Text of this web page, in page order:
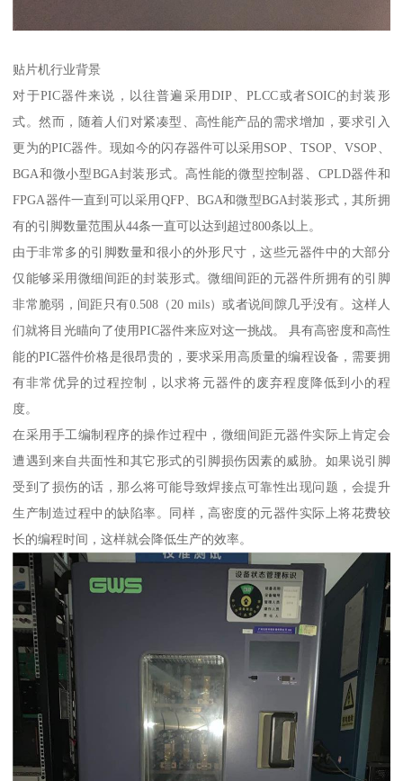
贴片机行业背景
对于PIC器件来说，以往普遍采用DIP、PLCC或者SOIC的封装形
式。然而，随着人们对紧凑型、高性能产品的需求增加，要求引入
更为的PIC器件。现如今的闪存器件可以采用SOP、TSOP、VSOP、
BGA和微小型BGA封装形式。高性能的微型控制器、CPLD器件和
FPGA器件一直到可以采用QFP、BGA和微型BGA封装形式，其所拥
有的引脚数量范围从44条一直可以达到超过800条以上。
由于非常多的引脚数量和很小的外形尺寸，这些元器件中的大部分
仅能够采用微细间距的封装形式。微细间距的元器件所拥有的引脚
非常脆弱，间距只有0.508（20 mils）或者说间隙几乎没有。这样人
们就将目光瞄向了使用PIC器件来应对这一挑战。 具有高密度和高性
能的PIC器件价格是很昂贵的，要求采用高质量的编程设备，需要拥
有非常优异的过程控制，以求将元器件的废弃程度降低到小的程
度。
在采用手工编制程序的操作过程中，微细间距元器件实际上肯定会
遭遇到来自共面性和其它形式的引脚损伤因素的威胁。如果说引脚
受到了损伤的话，那么将可能导致焊接点可靠性出现问题，会提升
生产制造过程中的缺陷率。同样，高密度的元器件实际上将花费较
长的编程时间，这样就会降低生产的效率。